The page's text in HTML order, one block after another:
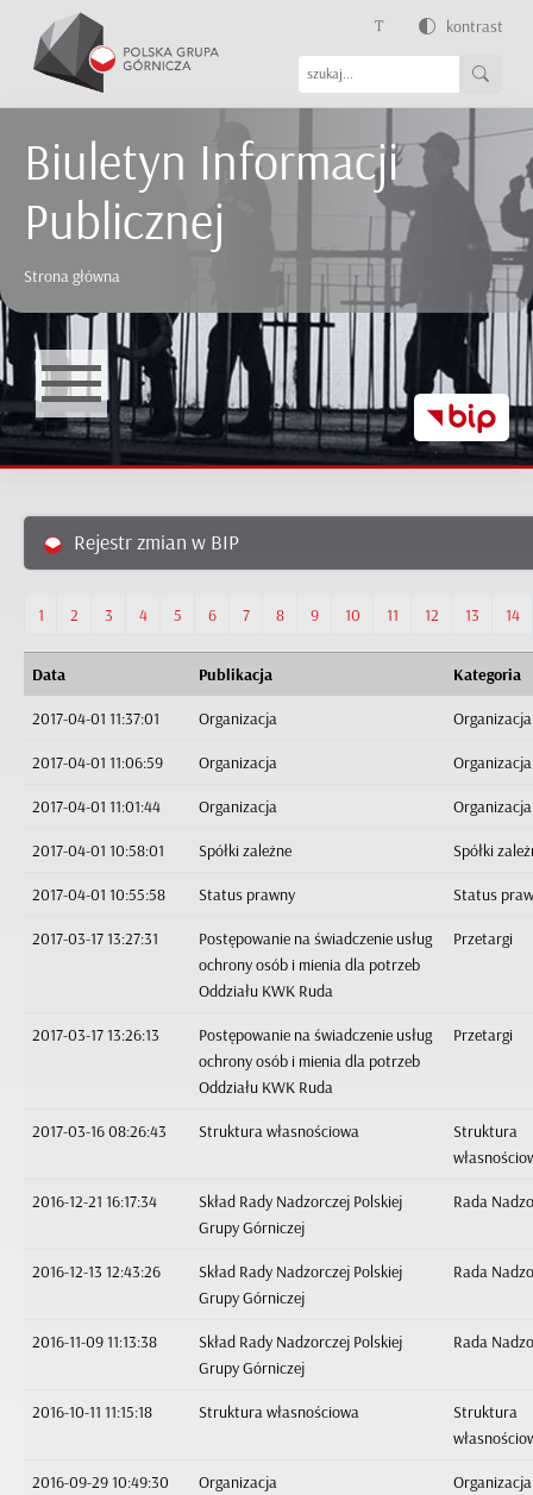
kontrast
Biuletyn Informacji
Publicznej
Strona główna
Rejestr zmian w BIP
1 2 3 4 5 6 7 8 9 10 11 12 13 14
Data Publikacja Kategoria
2017-04-01 11:37:01 Organizacja Organizacja
2017-04-01 11:06:59 Organizacja Organizacja
2017-04-01 11:01:44 Organizacja Organizacja
2017-04-01 10:58:01 Spółki zależne Spółki
2017-04-01 10:55:58 Status prawny Status
2017-03-17 13:27:31
Postępowanie na świadczenie usług
ochrony osób i mienia dla potrzeb
Oddziału KWK Ruda
Przetargi
2017-03-17 13:26:13
Postępowanie na świadczenie usług
ochrony osób i mienia dla potrzeb
Oddziału KWK Ruda
Przetargi
2017-03-16 08:26:43 Struktura własnościowa
Struktura
2016-12-21 16:17:34
Skład Rady Nadzorczej Polskiej
Grupy Górniczej
Rada
2016-12-13 12:43:26
Skład Rady Nadzorczej Polskiej
Grupy Górniczej
Rada
2016-11-09 11:13:38
Skład Rady Nadzorczej Polskiej
Grupy Górniczej
Rada
2016-10-11 11:15:18 Struktura własnościowa
Struktura
2016-09-29 10:49:30 Organizacja Organizacja